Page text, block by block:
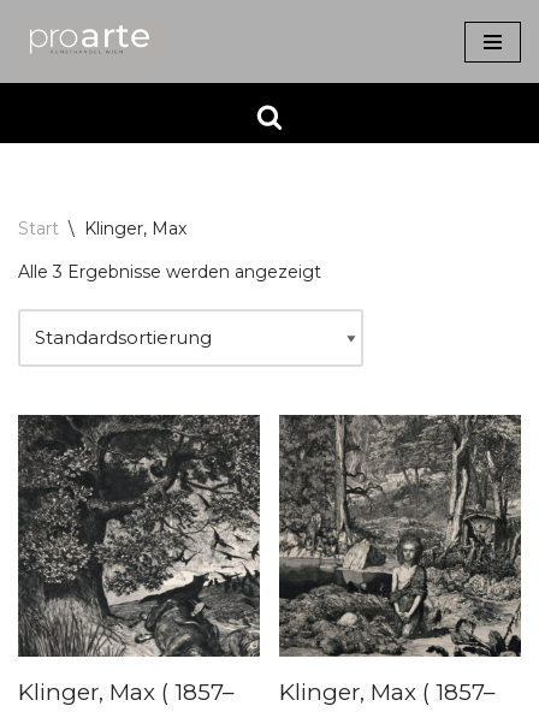
Start \
Klinger, Max
Alle 3 Ergebnisse werden angezeigt
Klinger, Max ( 1857–
Klinger, Max ( 1857–